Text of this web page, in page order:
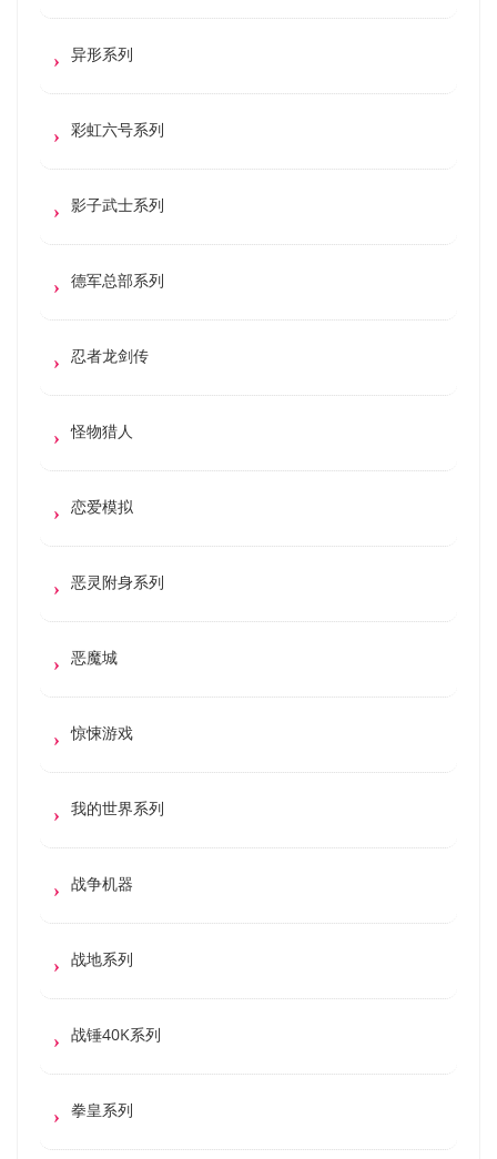
异形系列
彩虹六号系列
影子武士系列
德军总部系列
忍者龙剑传
怪物猎人
恋爱模拟
恶灵附身系列
恶魔城
惊悚游戏
我的世界系列
战争机器
战地系列
战锤40K系列
拳皇系列